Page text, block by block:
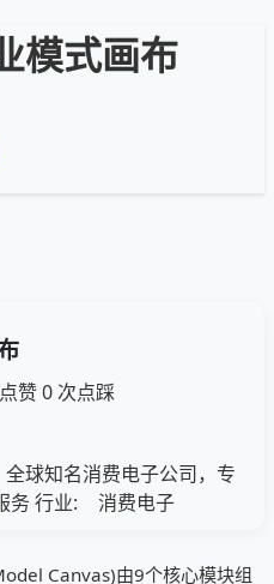
模式画布
赞0 次点踩
球知名消费电子公司，专
务行业: 消费电子
Canvas)由9个核心模块组